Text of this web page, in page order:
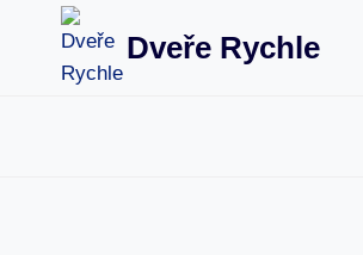
Přeskočit
Dveře Rychle